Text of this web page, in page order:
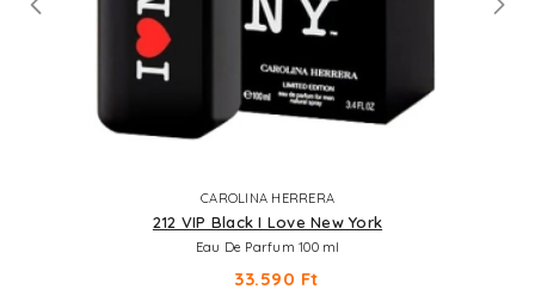
CAROLINA HERRERA
212 VIP Black I Love New York
Eau De Parfum 100 ml
33.590 Ft